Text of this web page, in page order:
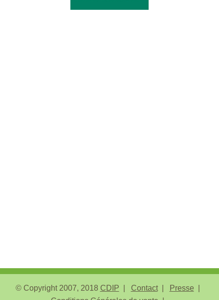
© Copyright 2007, 2018 CDIP Contact
Presse